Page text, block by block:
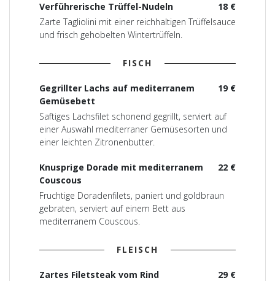
18 €
Verführerische Trüffel-Nudeln
Zarte Tagliolini mit einer reichhaltigen Trüffelsauce
und frisch gehobelten Wintertrüffeln.
FISCH
19 €
Gegrillter Lachs auf mediterranem
Gemüsebett
Saftiges Lachsfilet schonend gegrillt, serviert auf
einer Auswahl mediterraner Gemüsesorten und
einer leichten Zitronenbutter.
22 €
Knusprige Dorade mit mediterranem
Couscous
Fruchtige Doradenfilets, paniert und goldbraun
gebraten, serviert auf einem Bett aus
mediterranem Couscous.
FLEISCH
29 €
Zartes Filetsteak vom Rind